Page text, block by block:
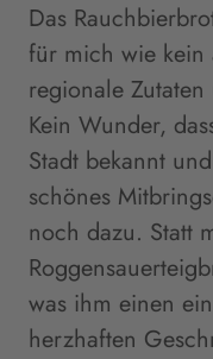
Das
für mich wie kein
regionale
Kein Wunder,
Stadt bekannt
schönes
noch dazu. Statt
was ihm einen
herzhaften